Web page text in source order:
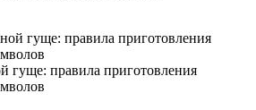
гуще: правила приготовления